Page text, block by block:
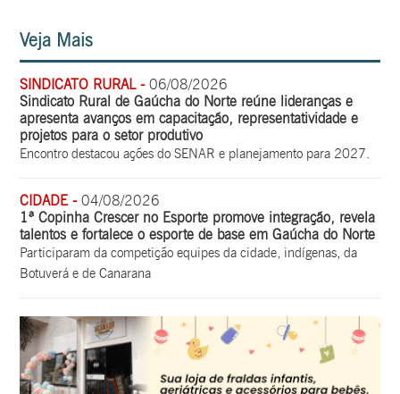
Veja Mais
SINDICATO RURAL -06/08/2026
Sindicato Rural de Gaúcha do Norte reúne lideranças e
apresenta avanços em capacitação, representatividade e
projetos para o setor produtivo
Encontro destacou ações do SENAR e planejamento para 2027.
CIDADE -04/08/2026
1ª Copinha Crescer no Esporte promove integração, revela
talentos e fortalece o esporte de base em Gaúcha do Norte
Participaram da competição equipes da cidade, indígenas, da
Botuverá e de Canarana